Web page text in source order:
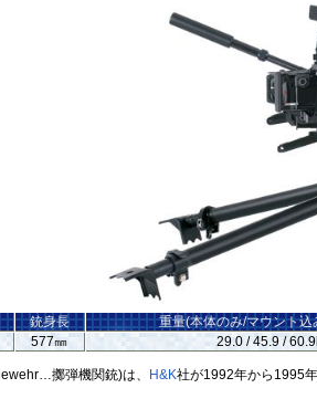
銃身長 重量(本体のみ/マウント込
577㎜ 29.0 / 45.9 /
擲弾機関銃)は、 H&K社が1992年から1995